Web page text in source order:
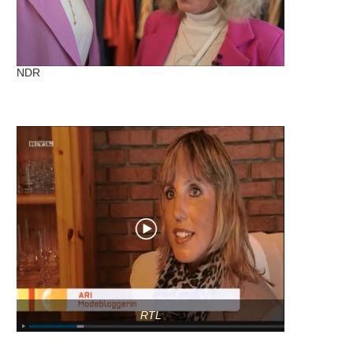
NDR
RTL